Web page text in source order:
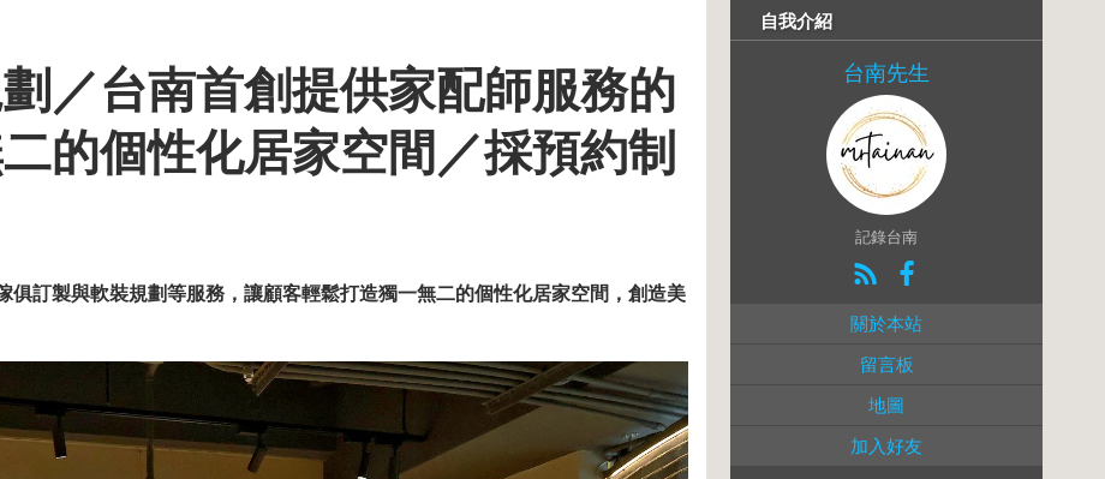
／台南首創提供家配師服務的
的個性化居家空間／採預約制
俱訂製與軟裝規劃等服務，讓顧客輕鬆打造獨一無二的個性化居家空間，創造美
自我介紹
台南先生
記錄台南
關於本站
留言板
地圖
加入好友